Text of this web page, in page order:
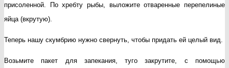
присоленной. По хребту рыбы, выложите отваренные перепелиные
яйца (вкрутую).
Теперь нашу скумбрию нужно свернуть, чтобы придать ей целый вид.
Возьмите пакет для запекания, туго закрутите, с помощью